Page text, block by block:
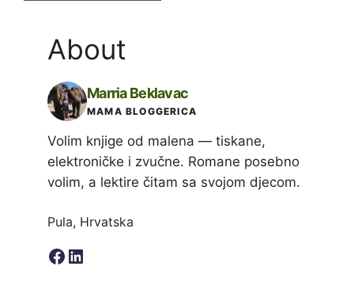
About
Marria Beklavac
MAMA BLOGGERICA
Volim knjige od malena — tiskane,
elektroničke i zvučne. Romane posebno
volim, a lektire čitam sa svojom djecom.
Pula, Hrvatska
Facebook
LinkedIn